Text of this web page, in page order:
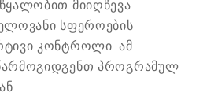
მიიღწევა
სფეროების
კონტროლი. ამ
პროგრამულ